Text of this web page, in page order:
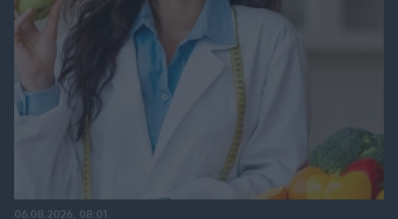
06.08.2026, 08:01